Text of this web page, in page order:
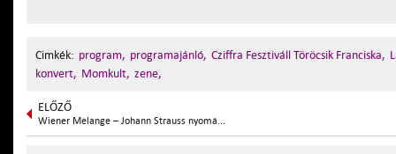
Cimkék: program, programajánló, Cziffra Fesztiváll Töröcsik Franciska,
konvert, Momkult, zene,
ELŐZŐ
Wiener Melange – Johann Strauss nyomá...